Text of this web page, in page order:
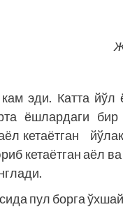
эди. Катта йўл
ёшлардаги
кетаётган
кетаётган аёл
пул борга